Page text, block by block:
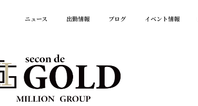
ニュース 出勤情報 ブログ イベント情報